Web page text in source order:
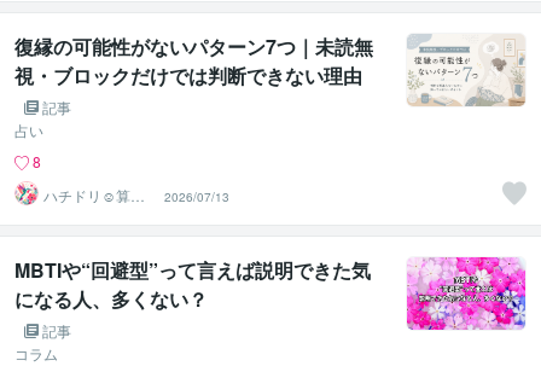
復縁の可能性がないパターン7つ｜未読無
視・ブロックだけでは判断できない理由
記事
占い
8
ハチドリ☺算命
学×愛着×神経ア
ドバイザー
2026/07/13
MBTIや“回避型”って言えば説明できた気
になる人、多くない？
記事
コラム